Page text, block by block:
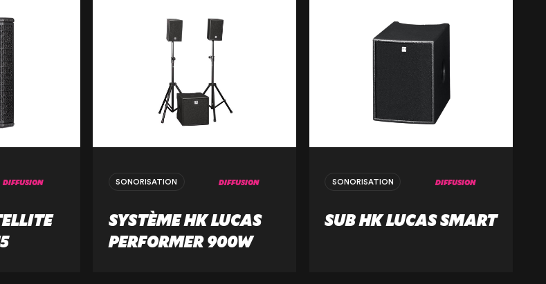
AGENCY
EXPERTISE
ACCOMPANIMENT
PRODUCTS
FOR SALE
DIFFUSION SONORISATION DIFFUSION
SYSTÈME HK LUCAS
PERFORMER 900W
SONORISATION DIFFUSION
SUB HK LUCAS SMART